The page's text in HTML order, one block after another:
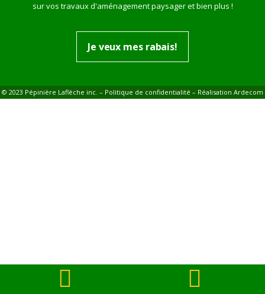
sur vos travaux d'aménagement paysager et bien plus !
Je veux mes rabais!
© 2023 Pépinière Laflèche inc. – Politique de confidentialité – Réalisation Ardecom